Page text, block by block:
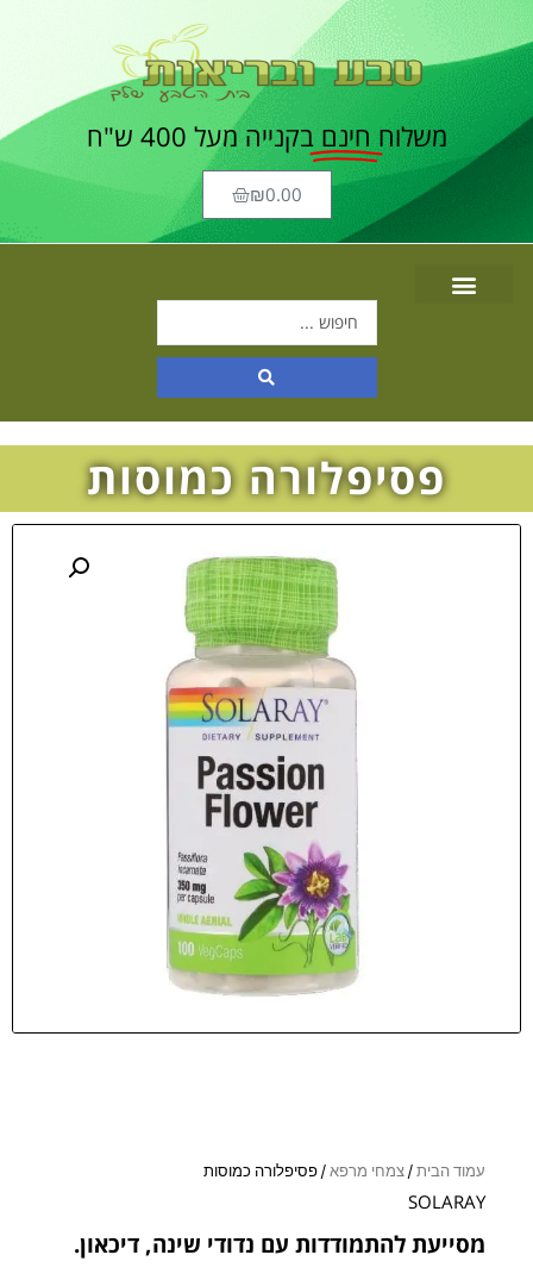
משלוח חינם בקנייה מעל 400 ש"ח
₪0.00
פסיפלורה כמוסות
עמוד הבית/צמחי מרפא/ פסיפלורה כמוסות
SOLARAY
מסייעת להתמודדות עם נדודי שינה, דיכאון.